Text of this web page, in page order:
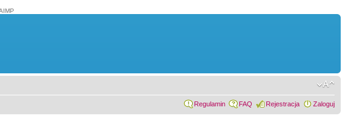
Regulamin FAQ Rejestracja Zaloguj